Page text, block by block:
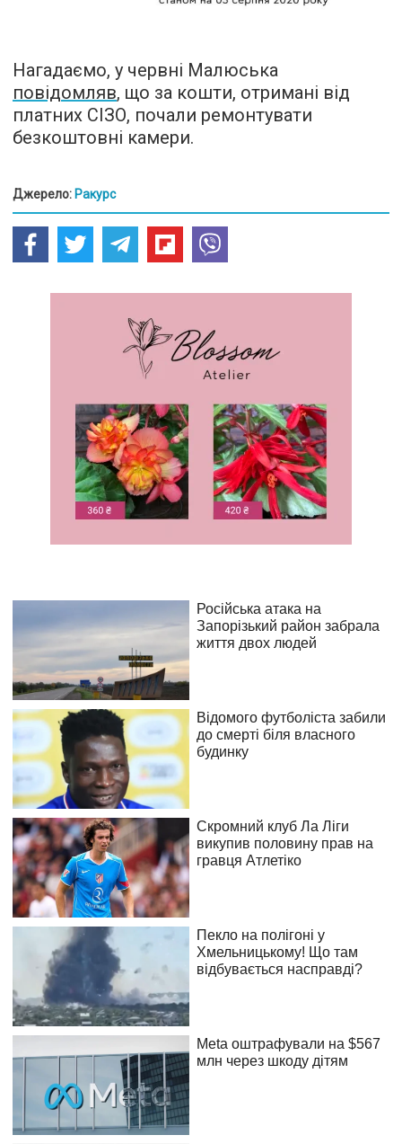
Нагадаємо, у червні Малюська
повідомляв, що за кошти, отримані від
платних СІЗО, почали ремонтувати
безкоштовні камери.
Джерело: Ракурс